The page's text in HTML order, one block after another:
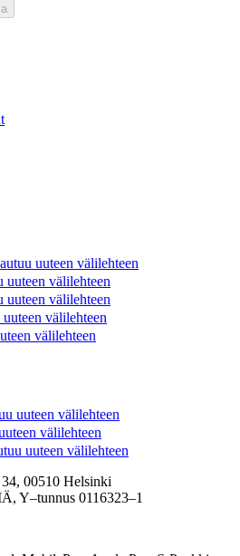
uuteen välilehteen
uuteen välilehteen
uuteen välilehteen
välilehteen
välilehteen
uuteen välilehteen
välilehteen
uuteen välilehteen
00510 Helsinki
Y–tunnus 0116323–1